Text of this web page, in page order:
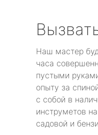
Наш мастер
часа
пустыми
опыту за
с собой в
инструметов
садовой и